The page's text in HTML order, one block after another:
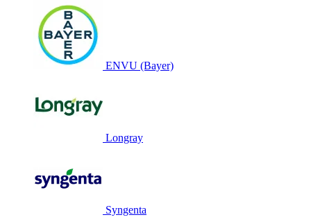
ENVU (Bayer)
Longray
Syngenta